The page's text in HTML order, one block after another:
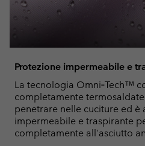
Protezione impermeabile e
La tecnologia Omni‑Tech™
completamente
penetrare nelle cuciture ed è
impermeabile e traspirante
completamente all'asciutto